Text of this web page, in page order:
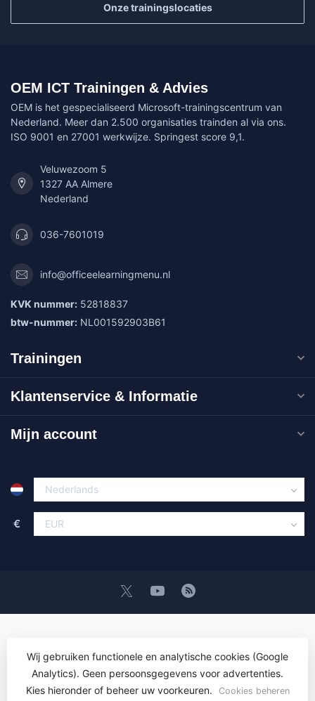
Onze trainingslocaties
OEM ICT Trainingen & Advies
OEM is het gespecialiseerd Microsoft-trainingscentrum van
Nederland. Meer dan 2.500 organisaties trainden al via ons.
ISO 9001 en 27001 werkwijze. Springest score 9,1.
Veluwezoom 5
1327 AA Almere
Nederland
036-7601019
info@officeelearningmenu.nl
KVK nummer: 52818837
btw-nummer: NL001592903B61
Trainingen
Klantenservice & Informatie
Mijn account
€
© Copyright 2026 OEM ICT Trainingen & Advies- Powered by
Lightspeed-Lightspeed designbyDyvelopment
Wij gebruiken functionele en analytische cookies (Google
Analytics). Geen persoonsgegevens voor advertenties.
Kies hieronder of beheer uw voorkeuren.
Cookies beheren